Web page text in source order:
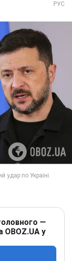
РУС
—
OBOZ.UA у